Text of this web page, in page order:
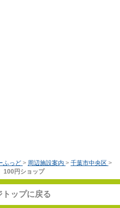
ふっど > 周辺施設案内 > 千葉市中央区 >
100円ショップ
トップに戻る